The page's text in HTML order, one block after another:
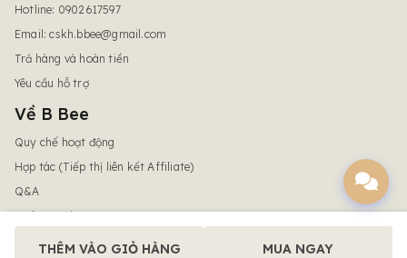
THÊM VÀO GIỎ HÀNG MUA NGAY
Hotline: 0902617597
Email:cskh.bbee@gmail.com
Trả hàng và hoàn tiền
Yêu cầu hỗ trợ
Về B Bee
Quy chế hoạt động
Hợp tác (Tiếp thị liên kết Affiliate)
Q&A
Dịch vụ quà tặng
Điều khoản dịch vụ